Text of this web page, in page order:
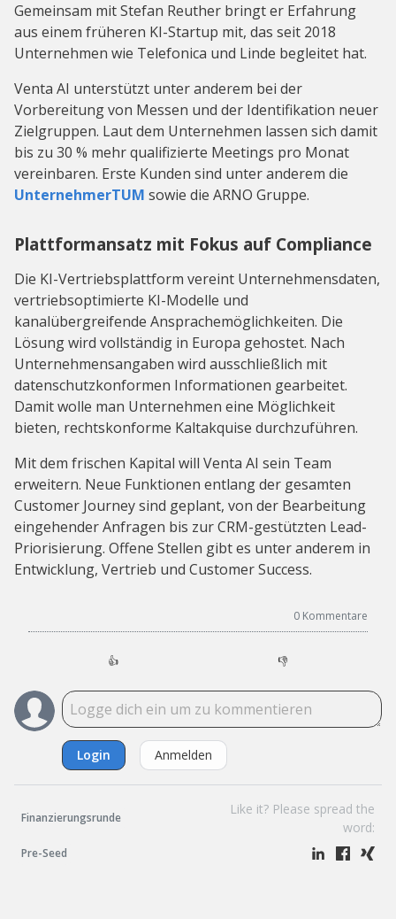
Gemeinsam mit Stefan Reuther bringt er Erfahrung
aus einem früheren KI-Startup mit, das seit 2018
Unternehmen wie Telefonica und Linde begleitet hat.
Venta AI unterstützt unter anderem bei der
Vorbereitung von Messen und der Identifikation neuer
Zielgruppen. Laut dem Unternehmen lassen sich damit
bis zu 30 % mehr qualifizierte Meetings pro Monat
vereinbaren. Erste Kunden sind unter anderem die
UnternehmerTUM sowie die ARNO Gruppe.
Plattformansatz mit Fokus auf Compliance
Die KI-Vertriebsplattform vereint Unternehmensdaten,
vertriebsoptimierte KI-Modelle und
kanalübergreifende Ansprachemöglichkeiten. Die
Lösung wird vollständig in Europa gehostet. Nach
Unternehmensangaben wird ausschließlich mit
datenschutzkonformen Informationen gearbeitet.
Damit wolle man Unternehmen eine Möglichkeit
bieten, rechtskonforme Kaltakquise durchzuführen.
Mit dem frischen Kapital will Venta AI sein Team
erweitern. Neue Funktionen entlang der gesamten
Customer Journey sind geplant, von der Bearbeitung
eingehender Anfragen bis zur CRM-gestützten Lead-
Priorisierung. Offene Stellen gibt es unter anderem in
Entwicklung, Vertrieb und Customer Success.
0 Kommentare
👍 👎
Login Anmelden
Finanzierungsrunde
Pre-Seed
Like it? Please spread the
word: